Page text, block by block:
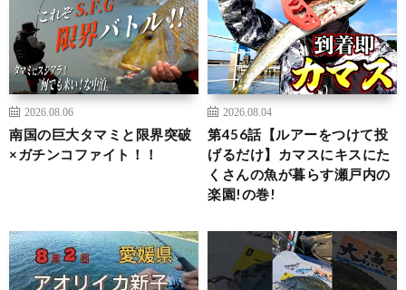
2026.08.06
南国の巨大タマミと限界突破
×ガチンコファイト！！
2026.08.04
第456話【ルアーをつけて投
げるだけ】カマスにキスにた
くさんの魚が暮らす瀬戸内の
楽園!の巻!